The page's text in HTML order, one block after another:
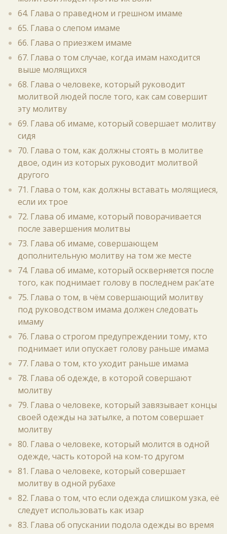
64. Глава о праведном и грешном имаме
65. Глава о слепом имаме
66. Глава о приезжем имаме
67. Глава о том случае, когда имам находится
выше молящихся
68. Глава о человеке, который руководит
молитвой людей после того, как сам совершит
эту молитву
69. Глава об имаме, который совершает молитву
сидя
70. Глава о том, как должны стоять в молитве
двое, один из которых руководит молитвой
другого
71. Глава о том, как должны вставать молящиеся,
если их трое
72. Глава об имаме, который поворачивается
после завершения молитвы
73. Глава об имаме, совершающем
дополнительную молитву на том же месте
74. Глава об имаме, который оскверняется после
того, как поднимает голову в последнем рак‘ате
75. Глава о том, в чём совершающий молитву
под руководством имама должен следовать
имаму
76. Глава о строгом предупреждении тому, кто
поднимает или опускает голову раньше имама
77. Глава о том, кто уходит раньше имама
78. Глава об одежде, в которой совершают
молитву
79. Глава о человеке, который завязывает концы
своей одежды на затылке, а потом совершает
молитву
80. Глава о человеке, который молится в одной
одежде, часть которой на ком-то другом
81. Глава о человеке, который совершает
молитву в одной рубахе
82. Глава о том, что если одежда слишком узка, её
следует использовать как изар
83. Глава об опускании подола одежды во время